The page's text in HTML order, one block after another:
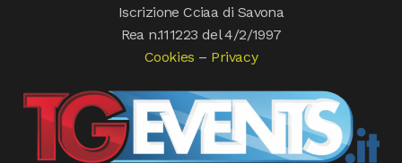
Iscrizione Cciaa di Savona
Rea n.111223 del 4/2/1997
Cookies – Privacy